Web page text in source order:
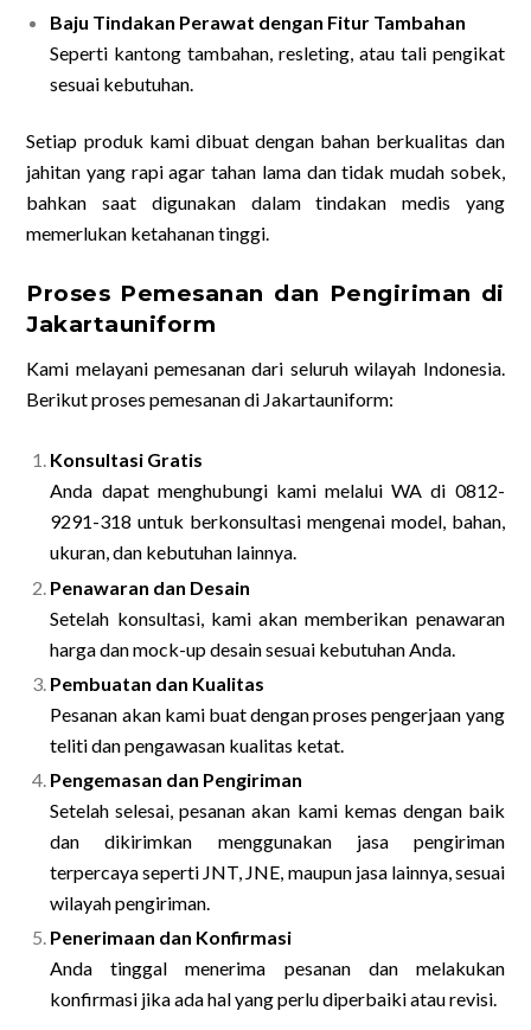
Baju Tindakan Perawat dengan Fitur Tambahan
Seperti kantong tambahan, resleting, atau tali pengikat
sesuai kebutuhan.
Setiap produk kami dibuat dengan bahan berkualitas dan
jahitan yang rapi agar tahan lama dan tidak mudah sobek,
bahkan saat digunakan dalam tindakan medis yang
memerlukan ketahanan tinggi.
Proses Pemesanan dan Pengiriman di
Jakartauniform
Kami melayani pemesanan dari seluruh wilayah Indonesia.
Berikut proses pemesanan di Jakartauniform:
Konsultasi Gratis
Anda dapat menghubungi kami melalui WA di 0812-
9291-318 untuk berkonsultasi mengenai model, bahan,
ukuran, dan kebutuhan lainnya.
Penawaran dan Desain
Setelah konsultasi, kami akan memberikan penawaran
harga dan mock-up desain sesuai kebutuhan Anda.
Pembuatan dan Kualitas
Pesanan akan kami buat dengan proses pengerjaan yang
teliti dan pengawasan kualitas ketat.
Pengemasan dan Pengiriman
Setelah selesai, pesanan akan kami kemas dengan baik
dan dikirimkan menggunakan jasa pengiriman
terpercaya seperti JNT, JNE, maupun jasa lainnya, sesuai
wilayah pengiriman.
Penerimaan dan Konfirmasi
Anda tinggal menerima pesanan dan melakukan
konfirmasi jika ada hal yang perlu diperbaiki atau revisi.